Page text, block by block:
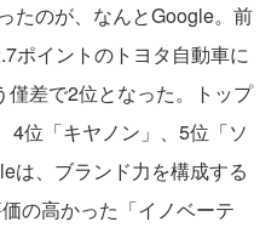
たのが、なんとGoogle。前
ポイントのトヨタ自動車に
差で2位となった。トップ
4位「キヤノン」、5位「ソ
は、ブランド力を構成する
の高かった「イノベーテ